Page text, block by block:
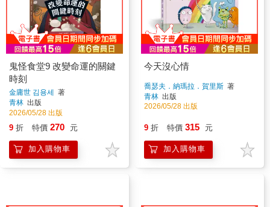
鬼怪食堂9 改變命運的關鍵
時刻
金庸世 김용세
著
青林 出版
2026/05/28 出版
9 折 特價 270 元
加入購物車
今天沒心情
喬瑟夫．納瑪拉．賀里斯 著
青林 出版
2026/05/28 出版
9 折 特價 315 元
加入購物車